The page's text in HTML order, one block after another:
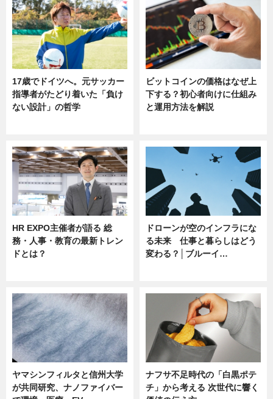
17歳でドイツへ。元サッカー
指導者がたどり着いた「負け
ない設計」の哲学
ビットコインの価格はなぜ上
下する？初心者向けに仕組み
と運用方法を解説
HR EXPO主催者が語る 総
務・人事・教育の最新トレン
ドとは？
ドローンが空のインフラにな
る未来 仕事と暮らしはどう
変わる？│ブルーイ…
ヤマシンフィルタと信州大学
が共同研究、ナノファイバー
ナフサ不足時代の「白黒ポテ
チ」から考える 次世代に響く